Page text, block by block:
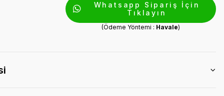
Whatsapp Sipariş İçin
Tıklayın
(Ödeme Yöntemi : Havale)